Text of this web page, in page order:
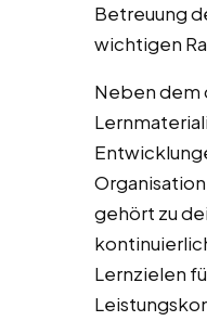
Betreuung
wichtigen
Neben dem
gehört zu
Lernzielen